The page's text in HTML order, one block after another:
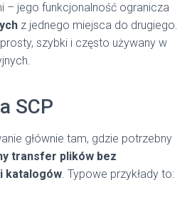
– jego funkcjonalność ogranicza
z jednego miejsca do drugiego.
szybki i często używany w
SCP
głównie tam, gdzie potrzebny
transfer plików bez
katalogów. Typowe przykłady to: